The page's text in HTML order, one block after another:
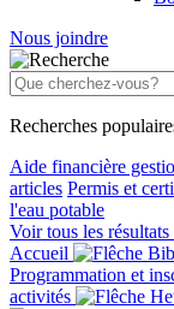
Nous joindre
Recherches
Aide financière
articles Permis et
l'eau potable
Voir tous les résultats
Accueil
Programmation et
activités